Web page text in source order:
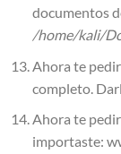
documentos
/home/kali/
Ahora te
completo.
Ahora te
importaste: